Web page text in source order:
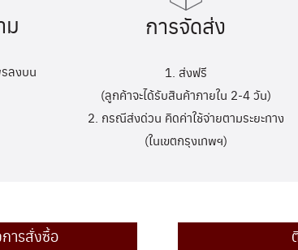
ม
ลงบน
การจัดส่ง
1. ส่งฟรี
(ลูกค้าจะได้รับสินค้าภายใน 2-4 วัน)
2. กรณีส่งด่วน คิดค่าใช้จ่ายตามระยะทาง
(ในเขตกรุงเทพฯ)
ารสั่งซื้อ